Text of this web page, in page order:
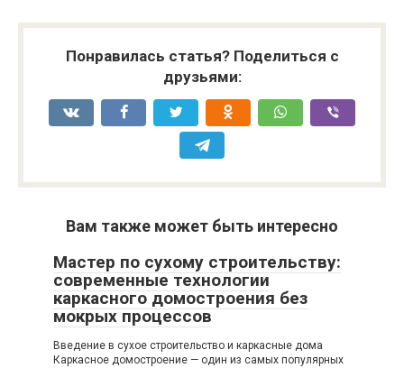
Понравилась статья? Поделиться с
друзьями:
Вам также может быть интересно
Мастер по сухому строительству:
современные технологии
каркасного домостроения без
мокрых процессов
Введение в сухое строительство и каркасные дома
Каркасное домостроение — один из самых популярных